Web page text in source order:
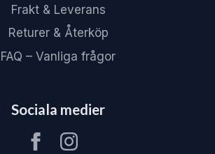
Frakt & Leverans
Returer & Återköp
FAQ – Vanliga frågor
Sociala medier